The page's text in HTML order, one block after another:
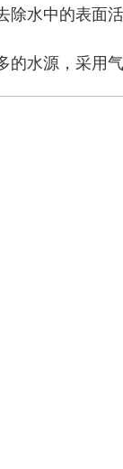
除水中的表面
水源，采用